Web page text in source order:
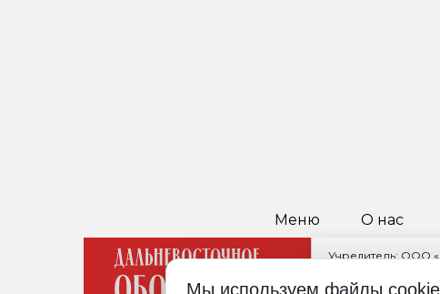
Меню О нас
Учредитель: ООО
Мы используем файлы cookie